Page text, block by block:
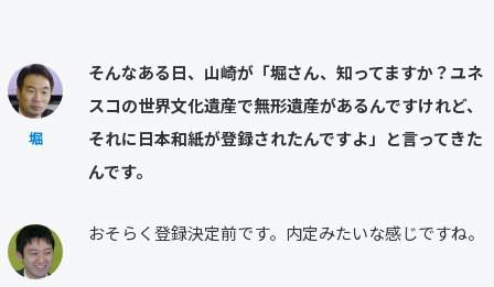
堀
そんなある日、山崎が「堀さん、知ってますか？ユネ
スコの世界文化遺産で無形遺産があるんですけれど、
それに日本和紙が登録されたんですよ」と言ってきた
んです。
おそらく登録決定前です。内定みたいな感じですね。